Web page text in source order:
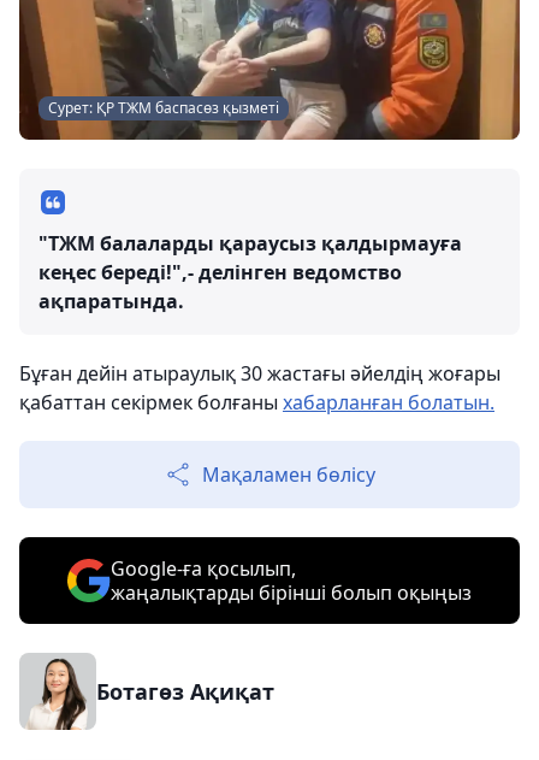
Сурет: ҚР ТЖМ баспасөз қызметі
"ТЖМ балаларды қараусыз қалдырмауға
кеңес береді!",- делінген ведомство
ақпаратында.
Бұған дейін атыраулық 30 жастағы әйелдің жоғары
қабаттан секірмек болғаны хабарланған болатын.
Мақаламен бөлісу
Google-ға қосылып,
жаңалықтарды бірінші болып оқыңыз
Ботагөз Ақиқат